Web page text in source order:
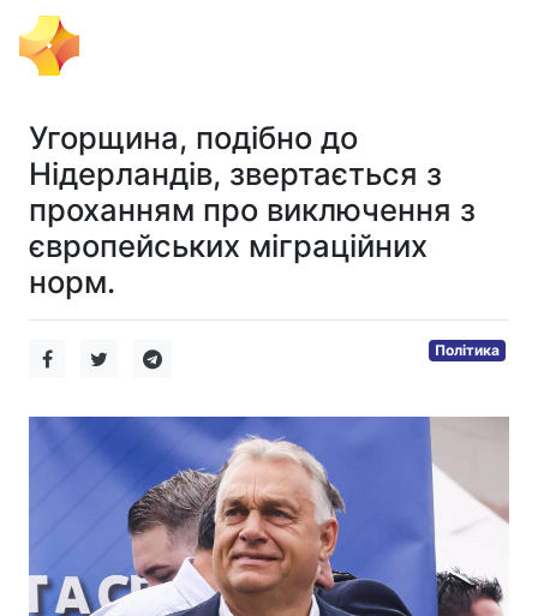
Угорщина, подібно до
Нідерландів, звертається з
проханням про виключення з
європейських міграційних
норм.
Політика